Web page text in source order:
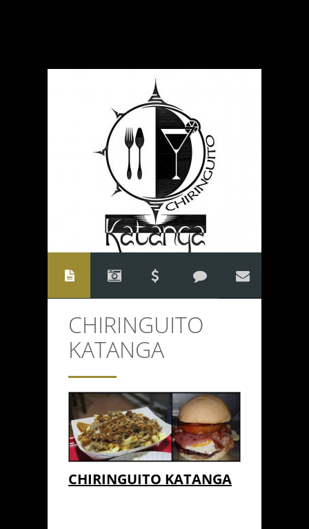
CHIRINGUITO
KATANGA
CHIRINGUITO KATANGA
CONTACTO
Anterior/Siguiente página
CHIRINGUITO
This page can't load Google
Maps correctly.
Do you own this